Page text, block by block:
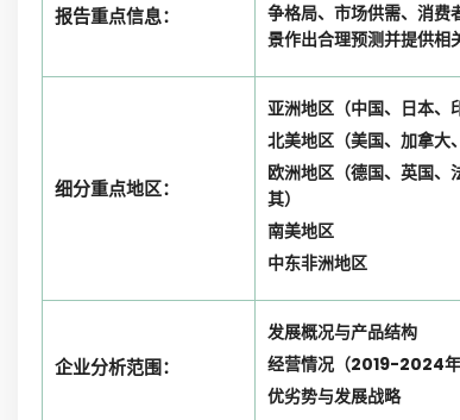
报告重点信息：
争格局、市场供需、消费
景作出合理预测并提供相
细分重点地区：
亚洲地区（中国、日本、
北美地区（美国、加拿大
欧洲地区（德国、英国、
其）
南美地区
中东非洲地区
企业分析范围：
发展概况与产品结构
经营情况（2019-2024年
优劣势与发展战略